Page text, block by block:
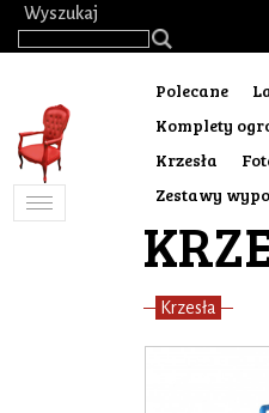
Wyszukaj
Toggle
Polecane
Komplety
Krzesła
Zestawy
Krzesła